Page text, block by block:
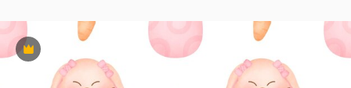
Premium